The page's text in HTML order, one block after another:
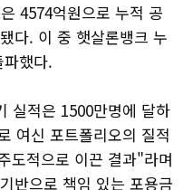
4574억원으로 누적 공
다. 이 중 햇살론뱅크 누
했다.
실적은 1500만명에 달하
여신 포트폴리오의 질적
도적으로 이끈 결과"라며
반으로 책임 있는 포용금